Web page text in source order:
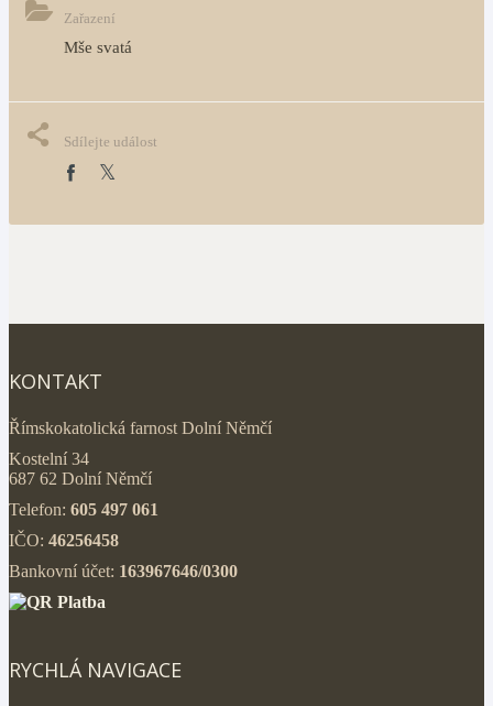
Zařazení
Mše svatá
Sdílejte událost
KONTAKT
Římskokatolická farnost Dolní Němčí
Kostelní 34
687 62 Dolní Němčí
Telefon: 605 497 061
IČO: 46256458
Bankovní účet: 163967646/0300
RYCHLÁ NAVIGACE